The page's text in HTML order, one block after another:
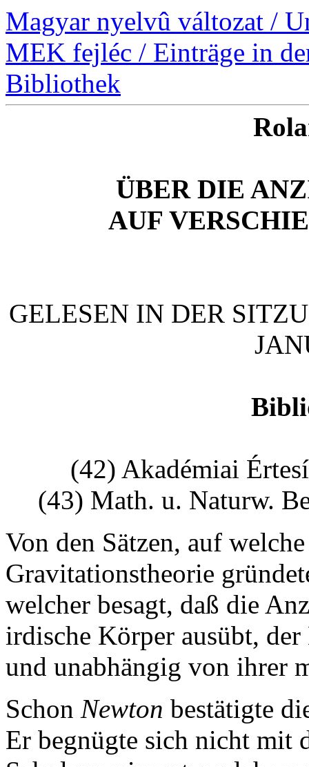
Magyar nyelvû változat /
MEK fejléc / Einträge in
Bibliothek
ÜBER DIE
AUF
GELESEN IN DER
(42) Akadémiai
(43) Math. u. Naturw.
Von den Sätzen, auf
Gravitationstheorie
welcher besagt, daß die
irdische Körper ausübt,
und unabhängig von ihrer
Schon Newton bestätigte
Er begnügte sich nicht mit